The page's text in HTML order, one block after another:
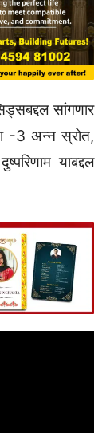
सांगणार
3 अन्न स्रोत,
याबद्दल